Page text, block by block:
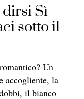
Sì
sotto il
Un
accogliente, la
il bianco